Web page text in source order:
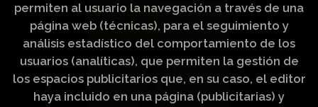
permiten al usuario la navegación a través de una
página web (técnicas), para el seguimiento y
análisis estadístico del comportamiento de los
usuarios (analíticas), que permiten la gestión de
los espacios publicitarios que, en su caso, el editor
haya incluido en una página (publicitarias) y